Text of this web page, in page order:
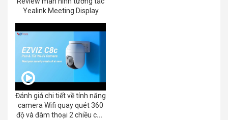
Yealink Meeting Display
Đánh giá chi tiết về tính năng
camera Wifi quay quét 360
độ và đàm thoại 2 chiều của